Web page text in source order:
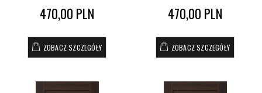
470,00 PLN
ZOBACZ SZCZEGÓŁY
470,00 PLN
ZOBACZ SZCZEGÓŁY